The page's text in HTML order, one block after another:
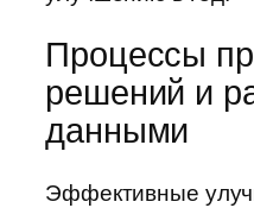
Процессы
решений и
данными
Эффективные